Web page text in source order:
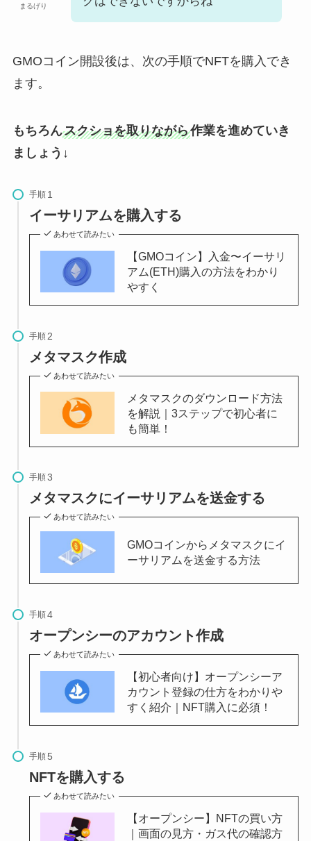
まるげり
GMOコイン開設後は、次の手順でNFTを購入でき
ます。
もちろんスクショを取りながら作業を進めていき
ましょう ↓
手順
イーサリアムを購入する
あわせて読みたい
【GMOコイン】入金〜イーサリ
アム(ETH)購入の方法をわかり
やすく
手順
メタマスク作成
あわせて読みたい
メタマスクのダウンロード方法
を解説｜3ステップで初心者に
も簡単！
手順
メタマスクにイーサリアムを送金する
あわせて読みたい
GMOコインからメタマスクにイ
ーサリアムを送金する方法
手順
オープンシーのアカウント作成
あわせて読みたい
【初心者向け】オープンシーア
カウント登録の仕方をわかりや
すく紹介｜NFT購入に必須！
手順
NFTを購入する
あわせて読みたい
【オープンシー】NFTの買い方
｜画面の見方・ガス代の確認方